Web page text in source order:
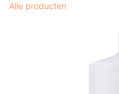
Alle producten